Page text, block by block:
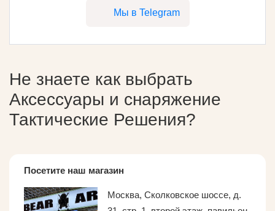
Мы в Telegram
Не знаете как выбрать
Аксессуары и снаряжение
Тактические Решения?
Посетите наш магазин
Москва, Сколковское шоссе, д.